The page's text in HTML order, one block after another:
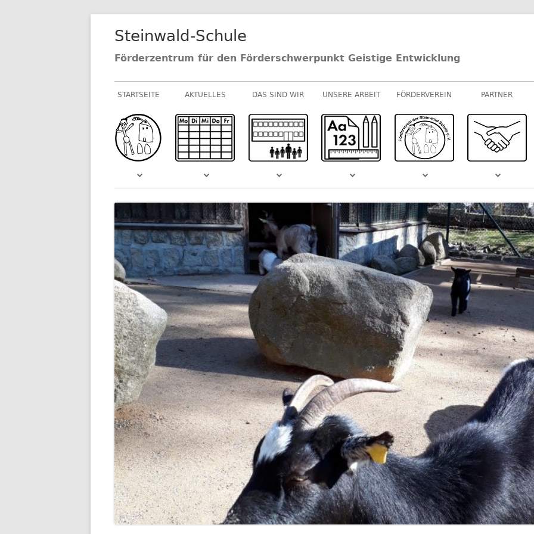
Steinwald-Schule
Förderzentrum für den Förderschwerpunkt Geistige Entwicklung
Primäres
Menü
STARTSEITE AKTUELLES
NEUIGKEITEN AUS DEM
SCHULLEBEN
TERMINE IM SCHULJAHR
UNSER SPEISEPLAN
DAS SIND WIR
SCHULVIDEO
SCHULLEITUNG
SEKRETARIAT
KOLLEGIUM
UNSERE ARBEIT
M-STUFEN
MUSIK
SPORT
RELIGION
SCHULGARTEN
WEITERE
PROJEKTE
ARBEITSGEMEINSCHAFTEN
UNTERSTÜTZTE KOMMUNIKATION
FÖRDERVEREIN PARTNER
SPONSOREN